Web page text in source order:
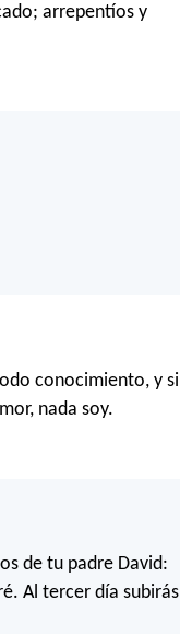
arrepentíos y
conocimiento, y si
nada soy.
de tu padre David:
Al tercer día subirás